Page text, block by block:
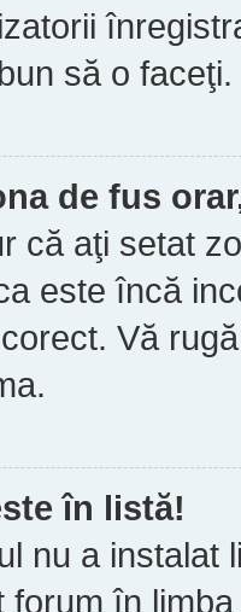
să o faceţi.
de fus
că aţi setat
este încă
Vă
în listă!
nu a instalat
în